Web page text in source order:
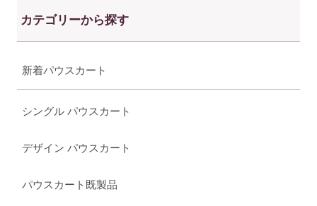
カテゴリーから探す
新着パウスカート
シングル パウスカート
デザイン パウスカート
パウスカート既製品